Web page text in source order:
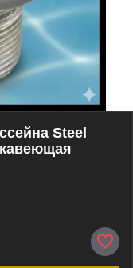
Steel